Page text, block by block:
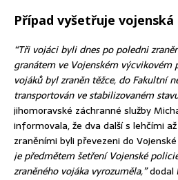
Případ vyšetřuje vojenská
“Tři vojáci byli dnes po poledni
granátem ve Vojenském výcvikovém
vojáků byl zraněn těžce, do Fakultní
transportován ve stabilizovaném
jihomoravské záchranné služby
informovala, že dva další s lehčími
zraněními byli převezeni do
je předmětem šetření Vojenské
zraněného vojáka vyrozuměla,”dodal